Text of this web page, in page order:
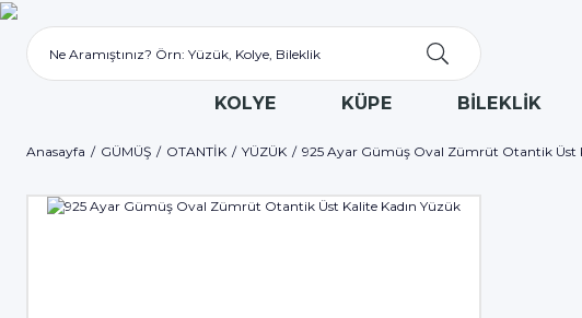
KOLYE KÜPE BİLEKLİK
Anasayfa GÜMÜŞ OTANTİK YÜZÜK 925 Ayar Gümüş Oval Zümrüt Otantik Üst